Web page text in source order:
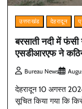
उत्तराखंड देहरादून
बरसाती नदी में फंसी
एसडीआरएफ ने कठिन
Bureau News
देहरादून 10 अगस्त
सूचित किया गया कि